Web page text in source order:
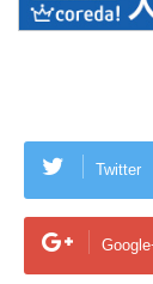
Twitter